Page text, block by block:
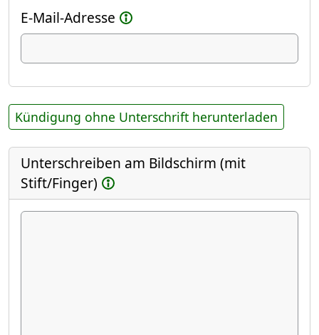
E-Mail-Adresse
Kündigung ohne Unterschrift herunterladen
Unterschreiben am Bildschirm (mit
Stift/Finger)